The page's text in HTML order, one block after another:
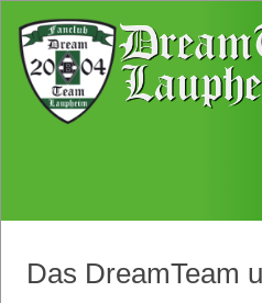
Das DreamTeam